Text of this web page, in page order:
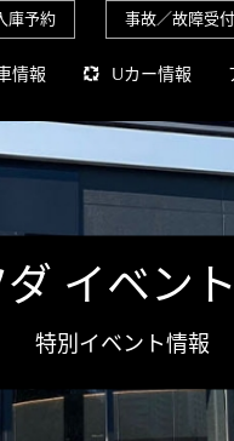
庫予約 事故／故障受
情報 Uカー情報
イベン
特別イベント情報